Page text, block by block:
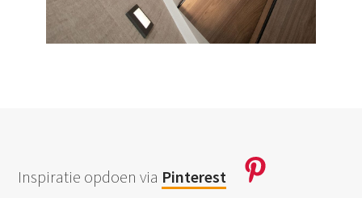
Inspiratie opdoen via Pinterest